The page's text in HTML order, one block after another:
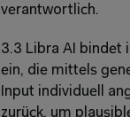
verantwortlich.
3.3 Libra AI bindet
ein, die mittels
Input individuell
zurück, um